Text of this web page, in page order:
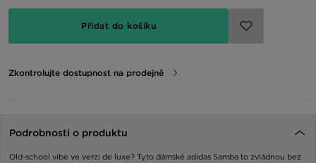
Přidat do košíku
Zkontrolujte dostupnost na prodejně
Podrobnosti o produktu
Old-school vibe ve verzi de luxe? Tyto dámské adidas Samba to zvládnou bez